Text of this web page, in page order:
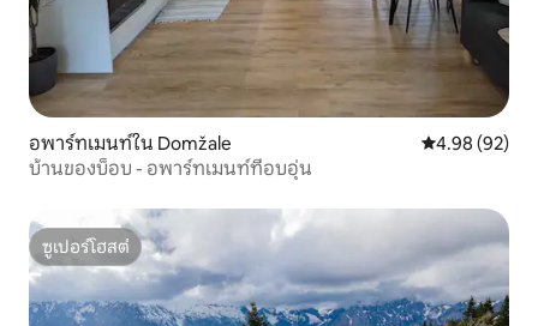
อพาร์ทเมนท์ใน Domžale คะแนนเฉลี่ย
4.98 (92)
บ้านของบ็อบ - อพาร์ทเมนท์ที่อบอุ่น
ซูเปอร์โฮสต์
ซูเปอร์โฮสต์